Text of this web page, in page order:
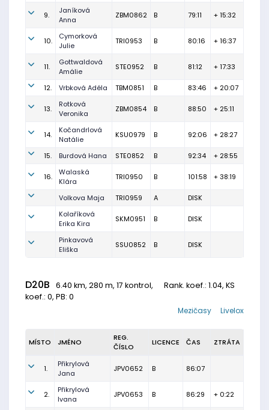
9.
Janíková
Anna
ZBM0862 B 79:11 + 15:32
10.
Cymorková
Julie
TRI0953 B 80:16 + 16:37
11.
Gottwaldová
Amálie
STE0952 B 81:12 + 17:33
12. Vrbková Adéla TBM0851 B 83:46 + 20:07
13.
Rotková
Veronika
ZBM0854 B 88:50 + 25:11
14.
Kočandrlová
Natálie
KSU0979 B 92:06 + 28:27
15. Burdová Hana STE0852 B 92:34 + 28:55
16.
Walaská
Klára
TRI0950 B 101:58 + 38:19
Volkova Maja TRI0959 A
DISK
Kolaříková
Erika Kira
SKM0951 B DISK
Pinkavová
Eliška
SSU0852 B DISK
D20B 6.40 km, 280 m, 17 kontrol, Rank. koef.: 1.04, KS
koef.: 0, PB: 0
Livelox
Mezičasy
MÍSTO JMÉNO
REG.
ČÍSLO
LICENCE ČAS ZTRÁTA
1.
Přikrylová
Jana
JPV0652 B 86:07
2.
Přikrylová
Ivana
JPV0653 B 86:29 + 0:22